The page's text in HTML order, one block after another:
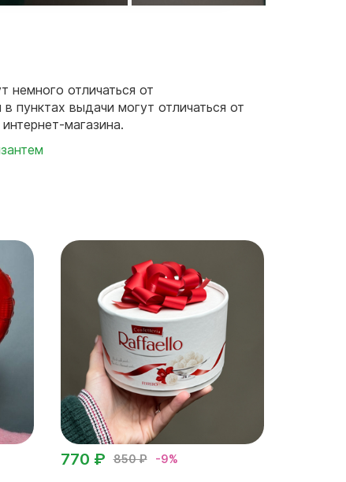
немного отличаться от
пунктах выдачи могут отличаться от
магазина.
850 ₽ -9%
770 ₽